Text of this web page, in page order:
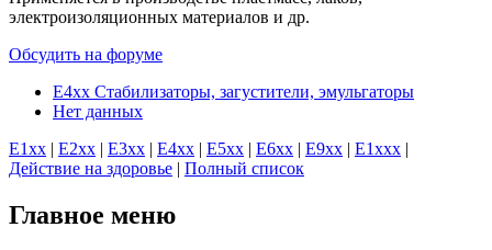
электроизоляционных материалов и др.
Обсудить на форуме
E4xx Стабилизаторы, загустители, эмульгаторы
Нет данных
E1хх | E2хх | E3хх | E4хх | E5хх | E6хх | E9хх | E1xхх |
Действие на здоровье | Полный список
Главное меню